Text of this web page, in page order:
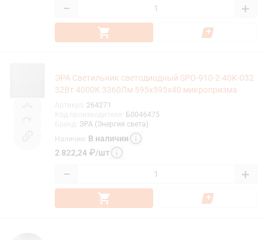
− +
ЭРА Светильник светодиодный SPO-910-2-40K-032
32Вт 4000К 3360Лм 595x595x40 микропризма
264271
Б0046475
ЭРА (Энергия света)
Наличие: В наличии
2 822,24 ₽/шт
− +